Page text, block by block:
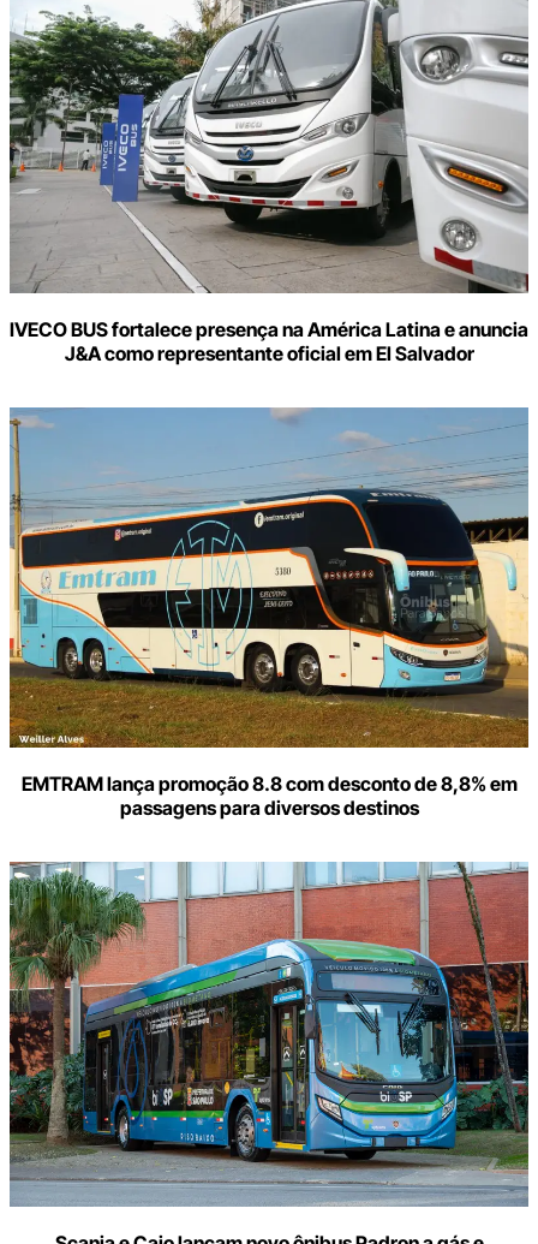
IVECO BUS fortalece presença na América Latina e anuncia
J&A como representante oficial em El Salvador
EMTRAM lança promoção 8.8 com desconto de 8,8% em
passagens para diversos destinos